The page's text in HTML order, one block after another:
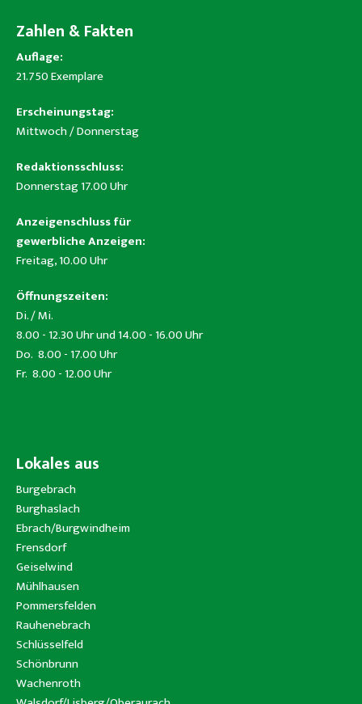
Zahlen & Fakten
Auflage:
21.750 Exemplare
Erscheinungstag:
Mittwoch / Donnerstag
Redaktionsschluss:
Donnerstag 17.00 Uhr
Anzeigenschluss für
gewerbliche Anzeigen:
Freitag, 10.00 Uhr
Öffnungszeiten:
Di. / Mi.
8.00 - 12.30 Uhr und 14.00 - 16.00 Uhr
Do. 8.00 - 17.00 Uhr
Fr. 8.00 - 12.00 Uhr
Lokales aus
Burgebrach
Burghaslach
Ebrach/Burgwindheim
Frensdorf
Geiselwind
Mühlhausen
Pommersfelden
Rauhenebrach
Schlüsselfeld
Schönbrunn
Wachenroth